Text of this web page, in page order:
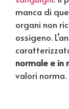
manca di
organi non
ossigeno.
normale e in
valori norma.